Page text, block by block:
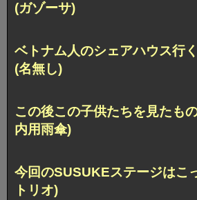
(ガゾーサ)
ベトナム人のシェアハウス行
(名無し)
この後この子供たちを見た
内用雨傘)
今回のSUSUKEステージは
トリオ)